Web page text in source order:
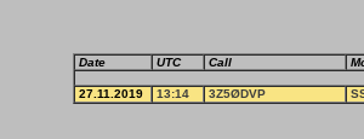
Date UTC Call
27.11.2019 13:14 3Z5ØDVP